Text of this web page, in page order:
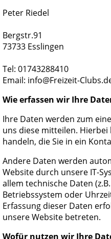
Peter Riedel
Bergstr.91
73733 Esslingen
Tel: 01743288410
Email: info@Freizeit-
Wie erfassen wir Ihre
Ihre Daten werden zum
uns diese mitteilen. Hierbei
handeln, die Sie in ein
Andere Daten werden
Website durch unsere IT-
allem technische Daten
Betriebssystem oder
Erfassung dieser Daten
unsere Website betreten.
Wofür nutzen wir Ihre